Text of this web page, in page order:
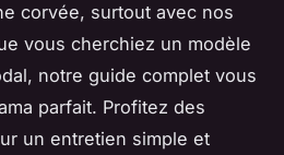
corvée, surtout avec nos
vous cherchiez un modèle
notre guide complet vous
parfait. Profitez des
un entretien simple et